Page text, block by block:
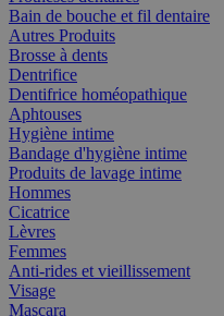
Bain de bouche et fil dentaire
Autres Produits
Brosse à dents
Dentrifice
Dentifrice homéopathique
Aphtouses
Hygiène intime
Bandage d'hygiène intime
Produits de lavage intime
Hommes
Cicatrice
Lèvres
Femmes
Anti-rides et vieillissement
Visage
Mascara